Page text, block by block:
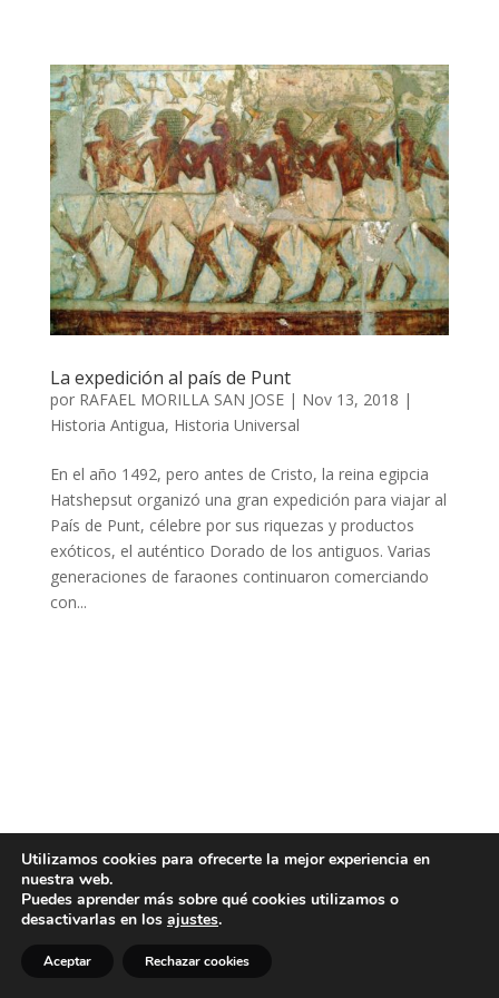
La expedición al país de Punt
por RAFAEL MORILLA SAN JOSE| Nov 13, 2018 |
Historia Antigua, Historia Universal
En el año 1492, pero antes de Cristo, la reina egipcia
Hatshepsut organizó una gran expedición para viajar al
País de Punt, célebre por sus riquezas y productos
exóticos, el auténtico Dorado de los antiguos. Varias
generaciones de faraones continuaron comerciando
con...
Utilizamos cookies para ofrecerte la mejor experiencia en
nuestra web.
Puedes aprender más sobre qué cookies utilizamos o
desactivarlas en los ajustes.
Aceptar Rechazar cookies